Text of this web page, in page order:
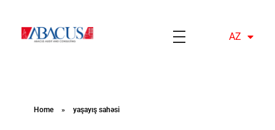
AZ
EN
Home » yaşayış sahəsi